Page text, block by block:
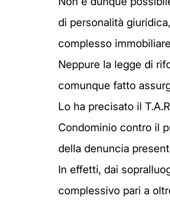
di personalità
complesso
Neppure la legge di
comunque fatto
Lo ha precisato il
Condominio contro il
della denuncia
In effetti, dai
complessivo pari a